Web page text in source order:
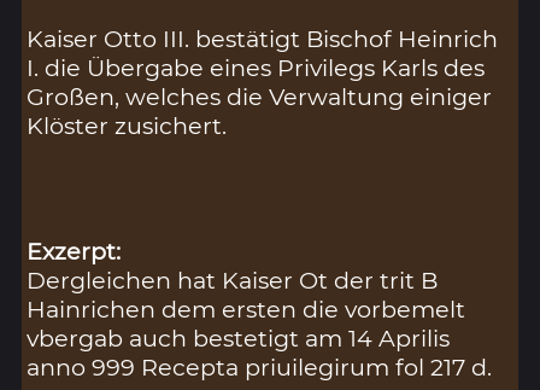
Kaiser Otto III. bestätigt Bischof Heinrich
I. die Übergabe eines Privilegs Karls des
Großen, welches die Verwaltung einiger
Klöster zusichert.
Exzerpt:
Dergleichen hat Kaiser Ot der trit B
Hainrichen dem ersten die vorbemelt
vbergab auch bestetigt am 14 Aprilis
anno 999 Recepta priuilegirum fol 217 d.